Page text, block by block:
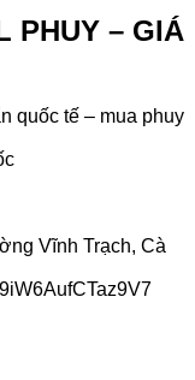
PHUY – GIÁ
quốc tế – mua phuy
Vĩnh Trạch, Cà